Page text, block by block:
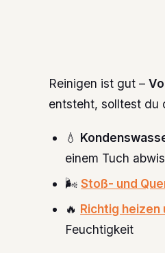
Reinigen ist gut –
entsteht, solltest du
💧
einem Tuch
🌬️Stoß- und
🔥 Richtig
Feuchtigkeit